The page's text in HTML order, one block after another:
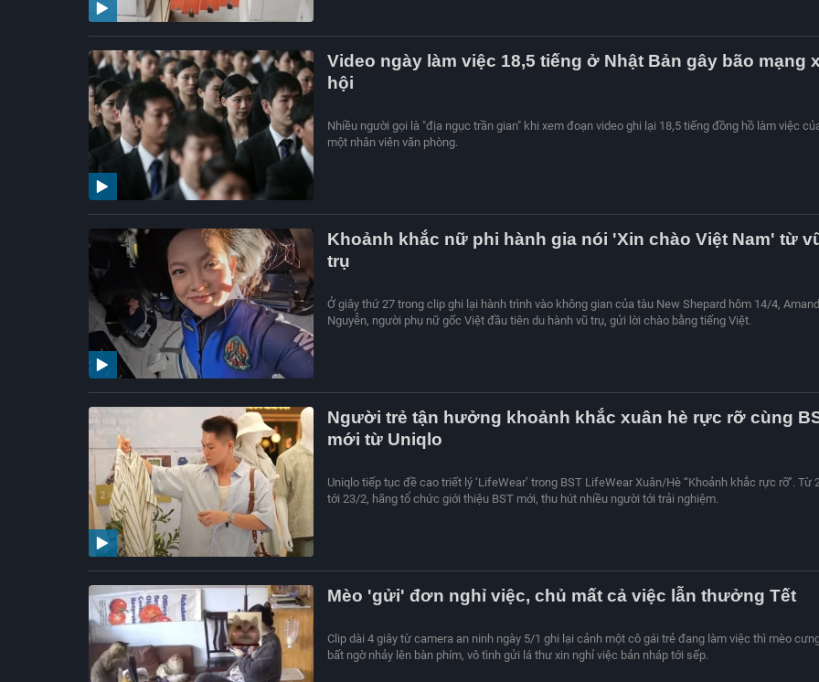
Video ngày làm việc 18,5 tiếng ở Nhật Bản gây bão mạng
hội
Nhiều người gọi là "địa ngục trần gian" khi xem đoạn video ghi lại 18,5 tiếng đồng hồ làm việc
một nhân viên văn phòng.
Khoảnh khắc nữ phi hành gia nói 'Xin chào Việt Nam' từ
trụ
Ở giây thứ 27 trong clip ghi lại hành trình vào không gian của tàu New Shepard hôm 14/4,
Nguyễn, người phụ nữ gốc Việt đầu tiên du hành vũ trụ, gửi lời chào bằng tiếng Việt.
Người trẻ tận hưởng khoảnh khắc xuân hè rực rỡ cùng
mới từ Uniqlo
Uniqlo tiếp tục đề cao triết lý ‘LifeWear’ trong BST LifeWear Xuân/Hè “Khoảnh khắc rực rỡ”. Từ
tới 23/2, hãng tổ chức giới thiệu BST mới, thu hút nhiều người tới trải nghiệm.
Mèo 'gửi' đơn nghỉ việc, chủ mất cả việc lẫn thưởng Tết
Clip dài 4 giây từ camera an ninh ngày 5/1 ghi lại cảnh một cô gái trẻ đang làm việc thì mèo
bất ngờ nhảy lên bàn phím, vô tình gửi lá thư xin nghỉ việc bản nháp tới sếp.